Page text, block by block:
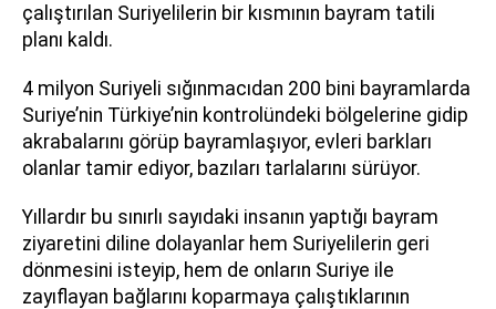
çalıştırılan Suriyelilerin bir kısmının bayram tatili
planı kaldı.
4 milyon Suriyeli sığınmacıdan 200 bini bayramlarda
Suriye’nin Türkiye’nin kontrolündeki bölgelerine gidip
akrabalarını görüp bayramlaşıyor, evleri barkları
olanlar tamir ediyor, bazıları tarlalarını sürüyor.
Yıllardır bu sınırlı sayıdaki insanın yaptığı bayram
ziyaretini diline dolayanlar hem Suriyelilerin geri
dönmesini isteyip, hem de onların Suriye ile
zayıflayan bağlarını koparmaya çalıştıklarının